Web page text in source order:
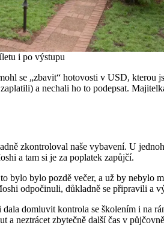
i po výstupu
se „zbavit“ hotovosti v USD, kterou
a nechali ho to podepsat.
zkontroloval naše vybavení. U
a tam si je za poplatek zapůjčí.
bylo pozdě večer, a už by nebylo
odpočinuli, důkladně se připravili a
domluvit kontrola se školením i
a neztrácet zbytečně další čas v